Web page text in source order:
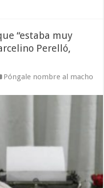
“estaba muy
Perelló,
Póngale nombre al macho